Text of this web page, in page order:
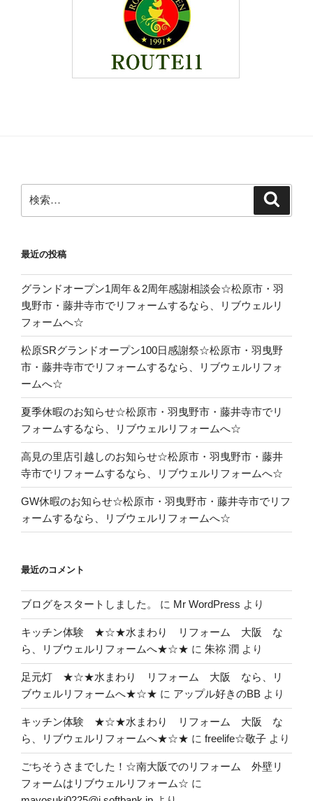
索:
最近の投稿
グランドオープン1周年＆2周年感謝相談会☆松原市・羽
曳野市・藤井寺市でリフォームするなら、リブウェルリ
フォームへ☆
松原SRグランドオープン100日感謝祭☆松原市・羽曳野
市・藤井寺市でリフォームするなら、リブウェルリフォ
ームへ☆
夏季休暇のお知らせ☆松原市・羽曳野市・藤井寺市でリ
フォームするなら、リブウェルリフォームへ☆
高見の里店引越しのお知らせ☆松原市・羽曳野市・藤井
寺市でリフォームするなら、リブウェルリフォームへ☆
GW休暇のお知らせ☆松原市・羽曳野市・藤井寺市でリフ
ォームするなら、リブウェルリフォームへ☆
最近のコメント
ブログをスタートしました。 に Mr WordPress より
キッチン体験 ★☆★水まわり リフォーム 大阪 な
ら、リブウェルリフォームへ★☆★ に 朱祢 潤 より
足元灯 ★☆★水まわり リフォーム 大阪 なら、リ
ブウェルリフォームへ★☆★ に アップル好きのBB より
キッチン体験 ★☆★水まわり リフォーム 大阪 な
ら、リブウェルリフォームへ★☆★ に freelife☆敬子 より
ごちそうさまでした！☆南大阪でのリフォーム 外壁リ
フォームはリブウェルリフォーム☆ に